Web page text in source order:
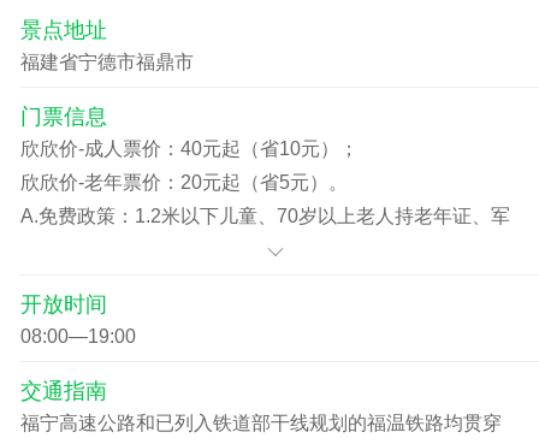
景点地址
福建省宁德市福鼎市
门票信息
欣欣价-成人票价：40元起（省10元）；
欣欣价-老年票价：20元起（省5元）。
A.免费政策：1.2米以下儿童、70岁以上老人持老年证、军
1.5（含1.5）米之间儿童、60岁（含60岁）—69岁（含69
开放时间
08:00—19:00
交通指南
福宁高速公路和已列入铁道部干线规划的福温铁路均贯穿